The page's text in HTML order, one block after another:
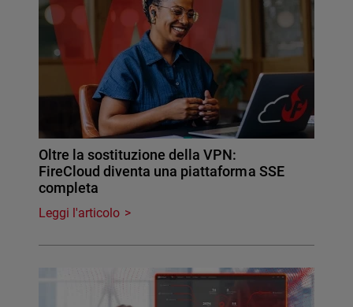
Oltre la sostituzione della VPN:
FireCloud diventa una piattaforma SSE
completa
Leggi l'articolo